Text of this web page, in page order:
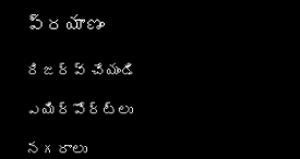
ప్రయాణం
రిజర్వ్ చేయండి
ఎయిర్؜పోర్ట్؜లు
నగరాలు